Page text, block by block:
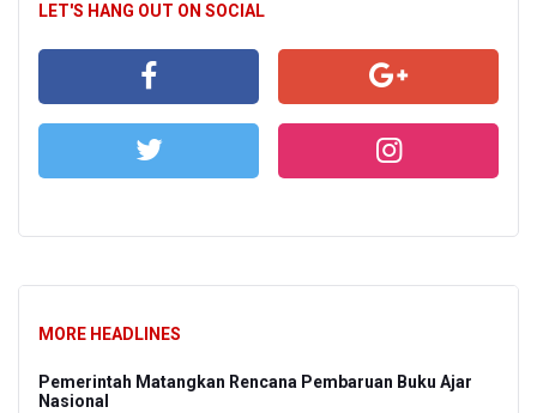
LET'S HANG OUT ON SOCIAL
MORE HEADLINES
Pemerintah Matangkan Rencana Pembaruan Buku Ajar
Nasional